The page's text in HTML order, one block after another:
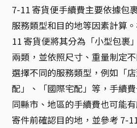
7-11 寄貨便手續費主要依據包
服務類型和目的地等因素計算
11 寄貨便將其分為「小型包裹
兩類，並依照尺寸、重量制定
選擇不同的服務類型，例如「
配」、「國際宅配」等，手續
同縣市、地區的手續費也可能
寄件前確認目的地，並參考 7-